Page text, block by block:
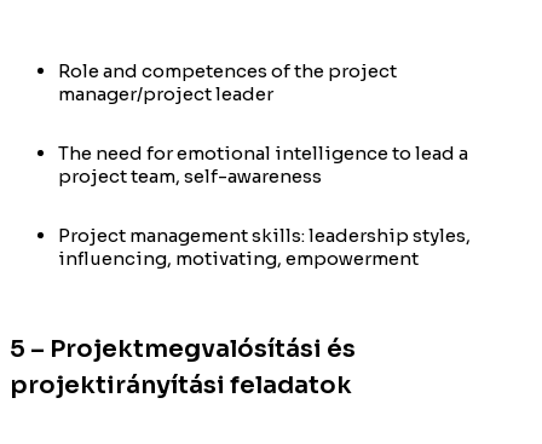
Role and competences of the project
manager/project leader
The need for emotional intelligence to lead a
project team, self-awareness
Project management skills: leadership styles,
influencing, motivating, empowerment
5 – Projektmegvalósítási és
projektirányítási feladatok